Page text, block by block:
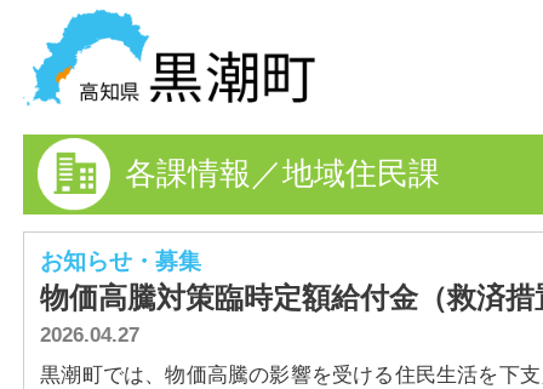
HOME
まちの情報
各課情報
事業者の方へ
黒潮町の情報を探す
各課情報／地域住民課
お知らせ・募集
物価高騰対策臨時定額給付金（救済
2026.04.27
黒潮町では、物価高騰の影響を受ける住民生活を下